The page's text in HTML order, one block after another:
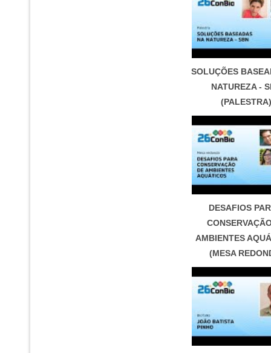
SOLUÇÕES
NATUREZA -
(PALESTRA)
DESAFIOS
AMBIENTES
(MESA